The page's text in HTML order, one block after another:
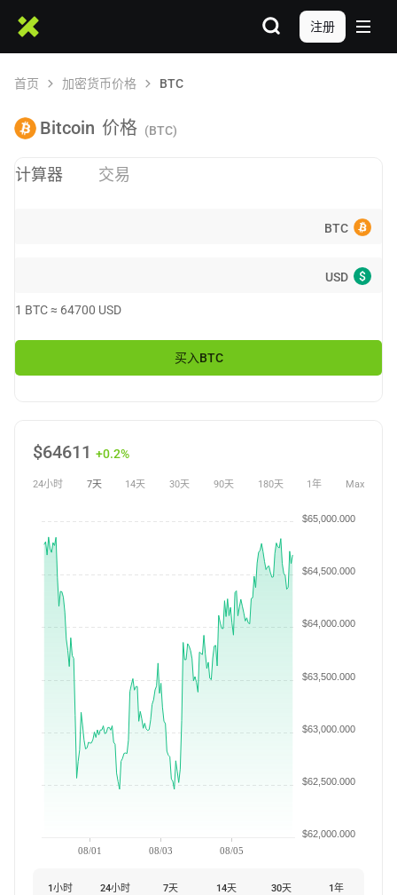
注册
首页 加密货币价格 BTC
Bitcoin 价格 (BTC)
计算器 交易
BTC
USD $
1 BTC≈ 64700 USD
买入BTC
$64611 +0.2%
24小时 7天 14天 30天 90天 180天 1年 Max
08/01 08/03 08/05
$62,000.000
$62,500.000
$63,000.000
$63,500.000
$64,000.000
$64,500.000
$65,000.000
1小时 24小时 7天 14天 30天 1年